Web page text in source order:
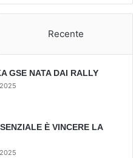
Recente
GSE NATA DAI RALLY
È VINCERE LA